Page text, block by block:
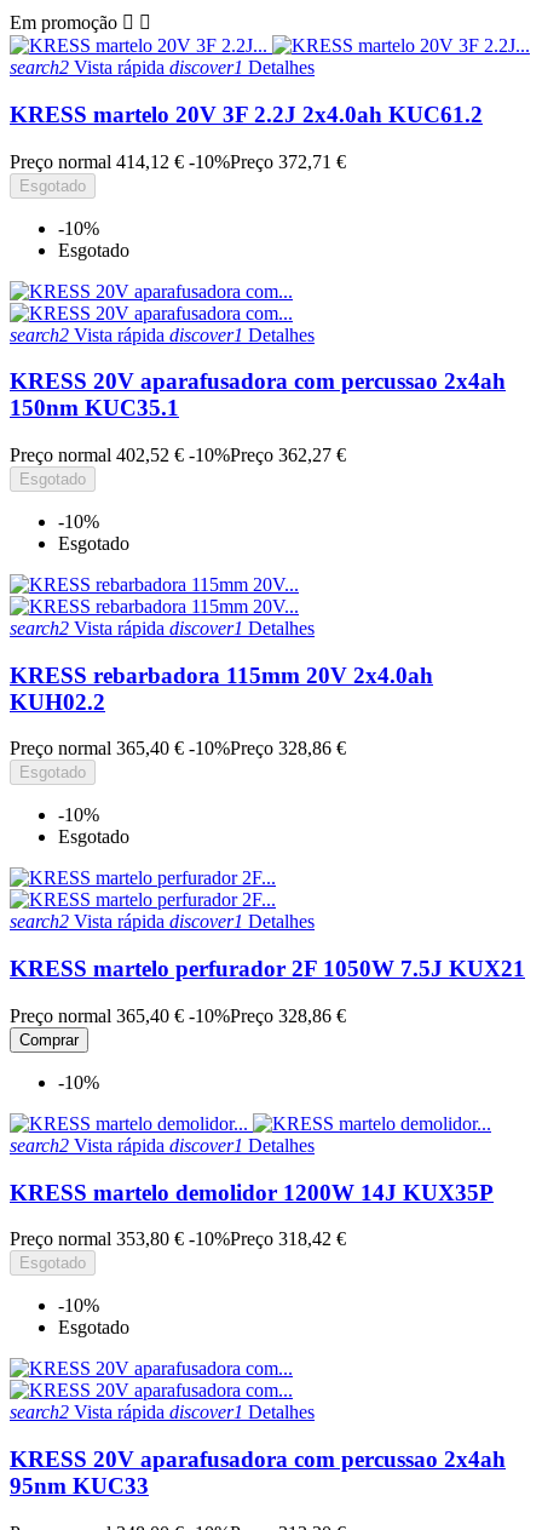
Em promoção  
search2 Vista rápida discover1 Detalhes
KRESS martelo 20V 3F 2.2J 2x4.0ah KUC61.2
Preço normal 414,12 € -10%Preço 372,71 €
Esgotado
-10%
Esgotado
search2 Vista rápida discover1 Detalhes
KRESS 20V aparafusadora com percussao 2x4ah
150nm KUC35.1
Preço normal 402,52 € -10%Preço 362,27 €
Esgotado
-10%
Esgotado
search2 Vista rápida discover1 Detalhes
KRESS rebarbadora 115mm 20V 2x4.0ah
KUH02.2
Preço normal 365,40 € -10%Preço 328,86 €
Esgotado
-10%
Esgotado
search2 Vista rápida discover1 Detalhes
KRESS martelo perfurador 2F 1050W 7.5J KUX21
Preço normal 365,40 € -10%Preço 328,86 €
Comprar
-10%
search2 Vista rápida discover1 Detalhes
KRESS martelo demolidor 1200W 14J KUX35P
Preço normal 353,80 € -10%Preço 318,42 €
Esgotado
-10%
Esgotado
search2 Vista rápida discover1 Detalhes
KRESS 20V aparafusadora com percussao 2x4ah
95nm KUC33